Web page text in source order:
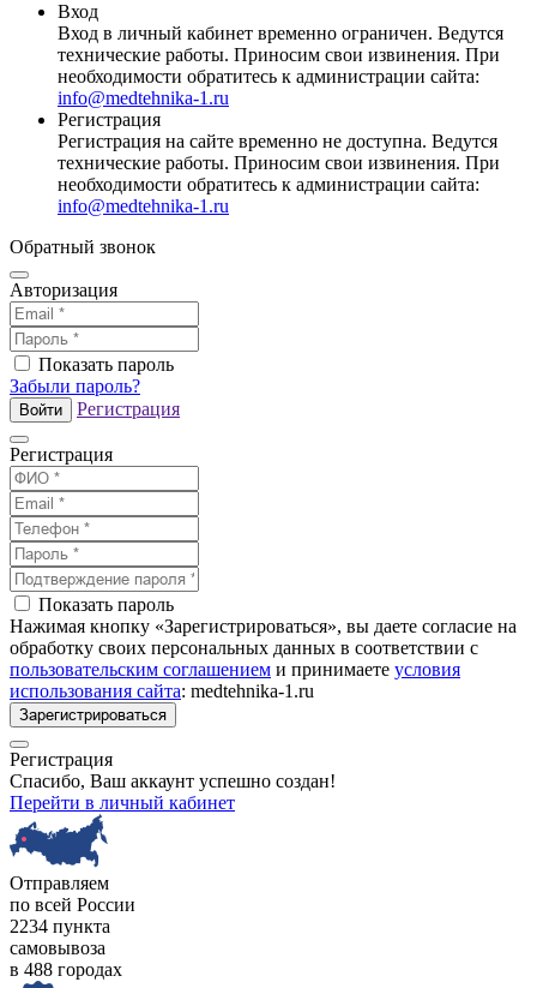
Вход
Вход в личный кабинет временно ограничен. Ведутся
технические работы. Приносим свои извинения. При
необходимости обратитесь к администрации сайта:
info@medtehnika-1.ru
Регистрация
Регистрация на сайте временно не доступна. Ведутся
технические работы. Приносим свои извинения. При
необходимости обратитесь к администрации сайта:
info@medtehnika-1.ru
Обратный звонок
Авторизация
Показать пароль
Забыли пароль?
Войти Регистрация
Регистрация
Показать пароль
Нажимая кнопку «Зарегистрироваться», вы даете согласие на
обработку своих персональных данных в соответствии с
пользовательским соглашением и принимаете условия
использования сайта: medtehnika-1.ru
Зарегистрироваться
Регистрация
Спасибо, Ваш аккаунт успешно создан!
Перейти в личный кабинет
Отправляем
по всей России
2234 пункта
самовывоза
в 488 городах